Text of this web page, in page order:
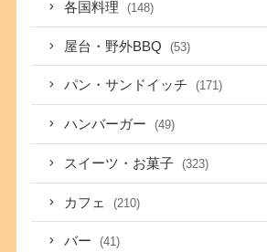
各国料理 (148)
屋台・野外BBQ (53)
パン・サンドイッチ (171)
ハンバーガー (49)
スイーツ・お菓子 (323)
カフェ (210)
バー (41)